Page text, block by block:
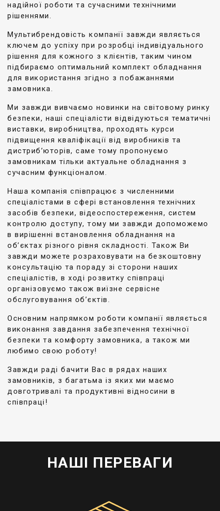
надійної роботи та сучасними технічними
рішеннями.
Мультибрендовість компанії завжди являється
ключем до успіху при розробці індивідуального
рішення для кожного з клієнтів, таким чином
підбираємо оптимальний комплект обладнання
для використання згідно з побажаннями
замовника.
Ми завжди вивчаємо новинки на світовому ринку
безпеки, наші спеціалісти відвідуються тематичні
виставки, виробництва, проходять курси
підвищення кваліфікації від виробників та
дистриб’юторів, саме тому пропонуємо
замовникам тільки актуальне обладнання з
сучасним функціоналом.
Наша компанія співпрацює з численними
спеціалістами в сфері встановлення технічних
засобів безпеки, відеоспостереження, систем
контролю доступу, тому ми завжди допоможемо
в вирішенні встановлення обладнання на
об’єктах різного рівня складності. Також Ви
завжди можете розраховувати на безкоштовну
консультацію та пораду зі сторони наших
спеціалістів, в ході розвитку співпраці
організовуємо також виїзне сервісне
обслуговування об’єктів.
Основним напрямком роботи компанії являється
виконання завдання забезпечення технічної
безпеки та комфорту замовника, а також ми
любимо свою роботу!
Завжди раді бачити Вас в рядах наших
замовників, з багатьма із яких ми маємо
довготривалі та продуктивні відносини в
співпраці!
НАШІ ПЕРЕВАГИ